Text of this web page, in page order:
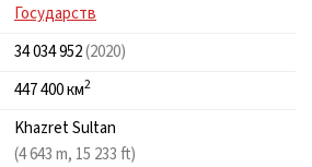
Государств
34 034 952(2020)
447 400 км2
Khazret Sultan
(4 643 m, 15 233 ft)